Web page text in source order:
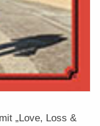
„Love, Loss &